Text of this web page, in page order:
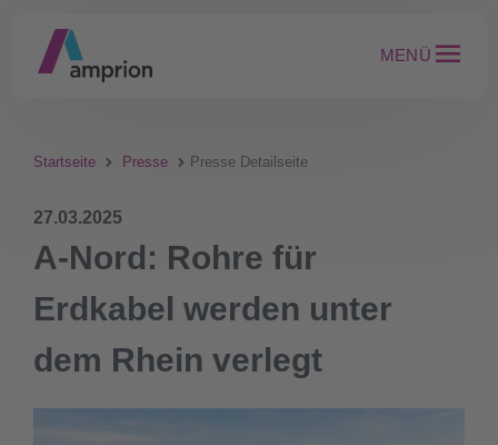
MENÜ
Startseite Presse Presse Detailseite
27.03.2025
A-Nord: Rohre für
Erdkabel werden unter
dem Rhein verlegt